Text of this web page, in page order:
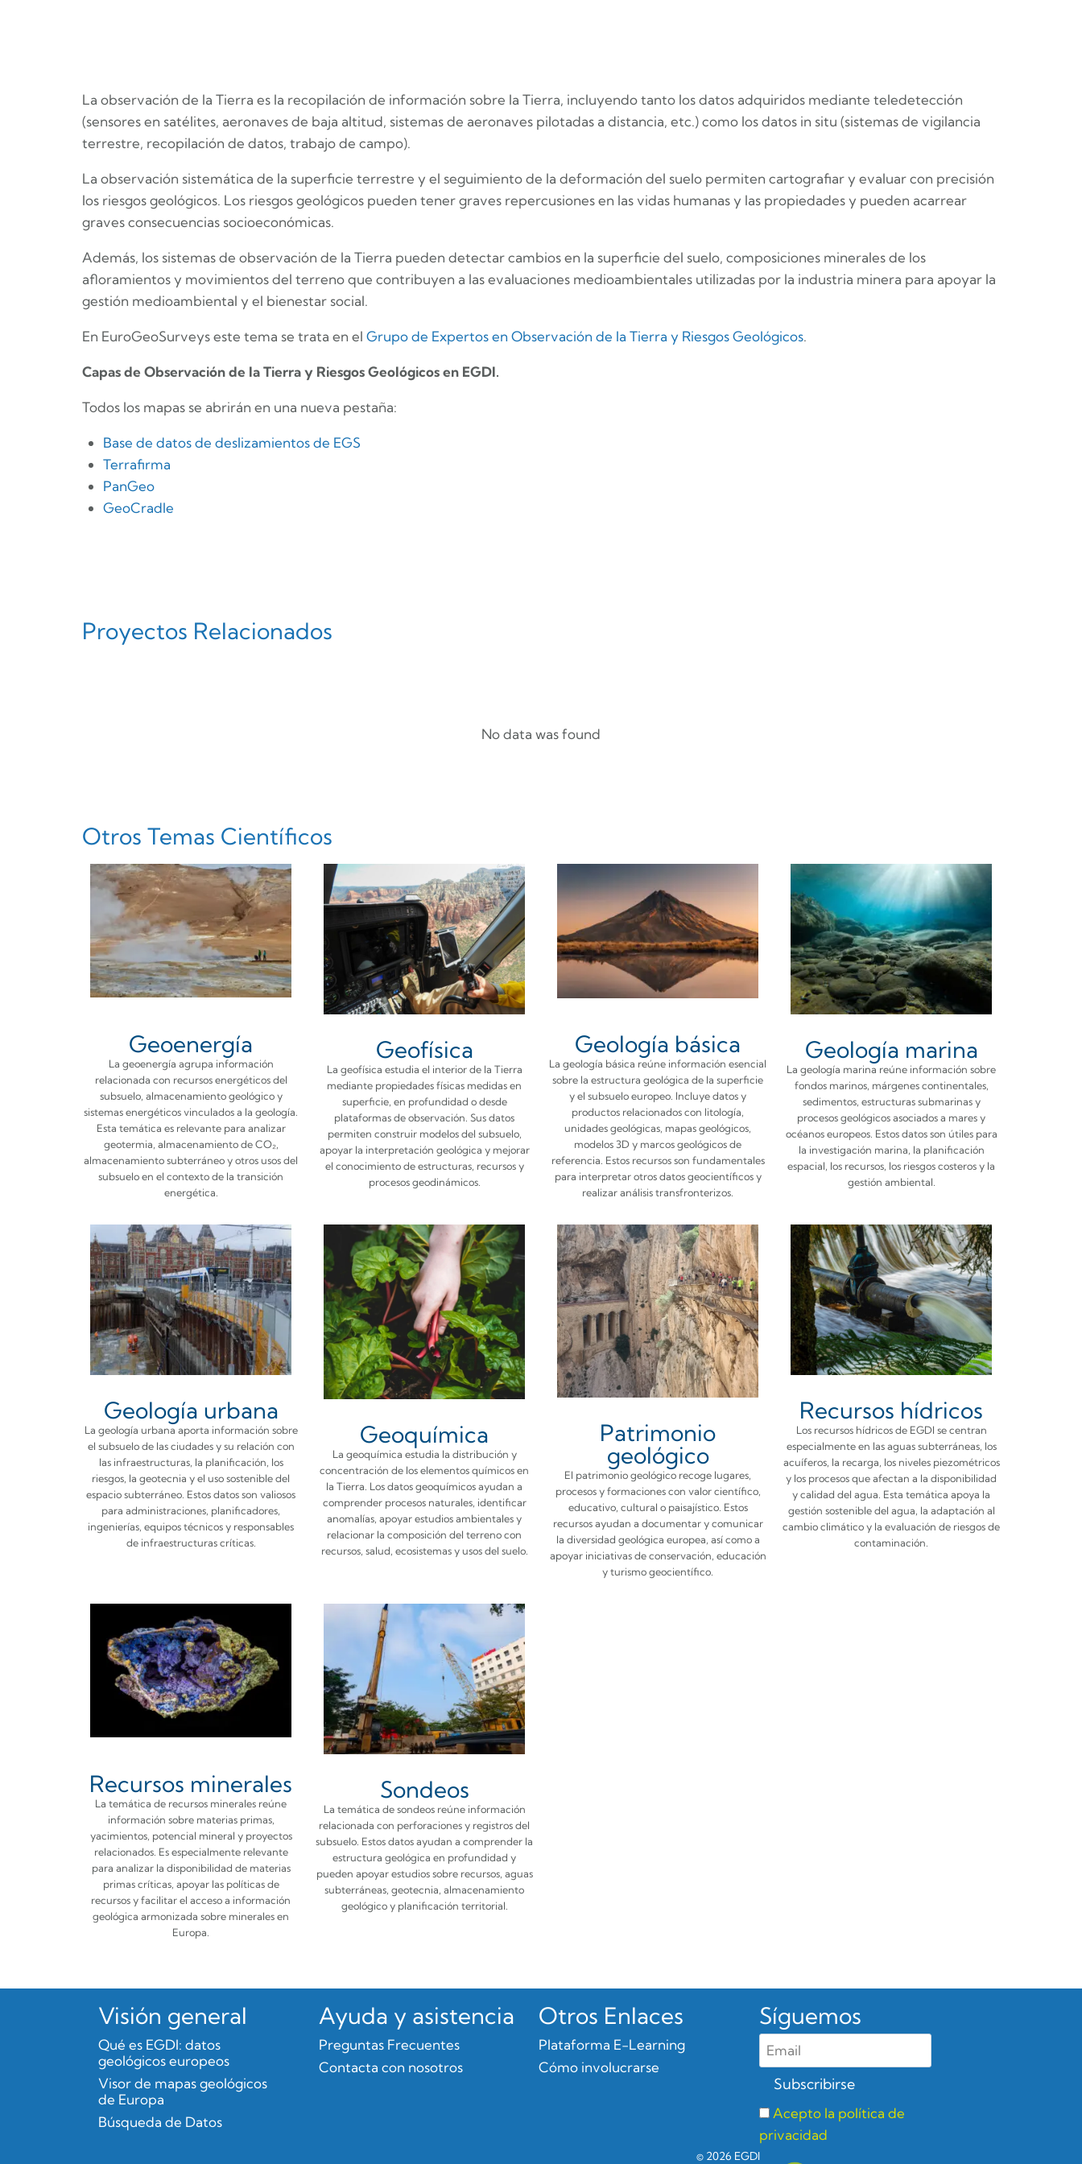
La observación de la Tierra es la recopilación de información sobre la Tierra, incluyendo tanto los datos adquiridos mediante teledetección
(sensores en satélites, aeronaves de baja altitud, sistemas de aeronaves pilotadas a distancia, etc.) como los datos in situ (sistemas de vigilancia
terrestre, recopilación de datos, trabajo de campo).
La observación sistemática de la superficie terrestre y el seguimiento de la deformación del suelo permiten cartografiar y evaluar con precisión
los riesgos geológicos. Los riesgos geológicos pueden tener graves repercusiones en las vidas humanas y las propiedades y pueden acarrear
graves consecuencias socioeconómicas.
Además, los sistemas de observación de la Tierra pueden detectar cambios en la superficie del suelo, composiciones minerales de los
afloramientos y movimientos del terreno que contribuyen a las evaluaciones medioambientales utilizadas por la industria minera para apoyar la
gestión medioambiental y el bienestar social.
En EuroGeoSurveys este tema se trata en el Grupo de Expertos en Observación de la Tierra y Riesgos Geológicos.
Capas de Observación de la Tierra y Riesgos Geológicos en EGDI.
Todos los mapas se abrirán en una nueva pestaña:
Base de datos de deslizamientos de EGS
Terrafirma
PanGeo
GeoCradle
Proyectos Relacionados
No data was found
Otros Temas Científicos
Geoenergía
La geoenergía agrupa información
relacionada con recursos energéticos del
subsuelo, almacenamiento geológico y
sistemas energéticos vinculados a la geología.
Esta temática es relevante para analizar
geotermia, almacenamiento de CO₂,
almacenamiento subterráneo y otros usos del
subsuelo en el contexto de la transición
energética.
Geofísica
La geofísica estudia el interior de la Tierra
mediante propiedades físicas medidas en
superficie, en profundidad o desde
plataformas de observación. Sus datos
permiten construir modelos del subsuelo,
apoyar la interpretación geológica y mejorar
el conocimiento de estructuras, recursos y
procesos geodinámicos.
Geología básica
La geología básica reúne información esencial
sobre la estructura geológica de la superficie
y el subsuelo europeo. Incluye datos y
productos relacionados con litología,
unidades geológicas, mapas geológicos,
modelos 3D y marcos geológicos de
referencia. Estos recursos son fundamentales
para interpretar otros datos geocientíficos y
realizar análisis transfronterizos.
Geología marina
La geología marina reúne información sobre
fondos marinos, márgenes continentales,
sedimentos, estructuras submarinas y
procesos geológicos asociados a mares y
océanos europeos. Estos datos son útiles para
la investigación marina, la planificación
espacial, los recursos, los riesgos costeros y la
gestión ambiental.
Geología urbana
La geología urbana aporta información sobre
el subsuelo de las ciudades y su relación con
las infraestructuras, la planificación, los
riesgos, la geotecnia y el uso sostenible del
espacio subterráneo. Estos datos son valiosos
para administraciones, planificadores,
ingenierías, equipos técnicos y responsables
de infraestructuras críticas.
Geoquímica
La geoquímica estudia la distribución y
concentración de los elementos químicos en
la Tierra. Los datos geoquímicos ayudan a
comprender procesos naturales, identificar
anomalías, apoyar estudios ambientales y
relacionar la composición del terreno con
recursos, salud, ecosistemas y usos del suelo.
Patrimonio
geológico
El patrimonio geológico recoge lugares,
procesos y formaciones con valor científico,
educativo, cultural o paisajístico. Estos
recursos ayudan a documentar y comunicar
la diversidad geológica europea, así como a
apoyar iniciativas de conservación, educación
y turismo geocientífico.
Recursos hídricos
Los recursos hídricos de EGDI se centran
especialmente en las aguas subterráneas, los
acuíferos, la recarga, los niveles piezométricos
y los procesos que afectan a la disponibilidad
y calidad del agua. Esta temática apoya la
gestión sostenible del agua, la adaptación al
cambio climático y la evaluación de riesgos de
contaminación.
Recursos minerales
La temática de recursos minerales reúne
información sobre materias primas,
yacimientos, potencial mineral y proyectos
relacionados. Es especialmente relevante
para analizar la disponibilidad de materias
primas críticas, apoyar las políticas de
recursos y facilitar el acceso a información
geológica armonizada sobre minerales en
Europa.
Sondeos
La temática de sondeos reúne información
relacionada con perforaciones y registros del
subsuelo. Estos datos ayudan a comprender la
estructura geológica en profundidad y
pueden apoyar estudios sobre recursos, aguas
subterráneas, geotecnia, almacenamiento
geológico y planificación territorial.
Visión general
Qué es EGDI: datos
geológicos europeos
Visor de mapas geológicos
de Europa
Búsqueda de Datos
Ayuda y asistencia
Preguntas Frecuentes
Contacta con nosotros
Otros Enlaces
Plataforma E-Learning
Cómo involucrarse
Síguemos
Acepto la política de
privacidad
© 2026 EGDI